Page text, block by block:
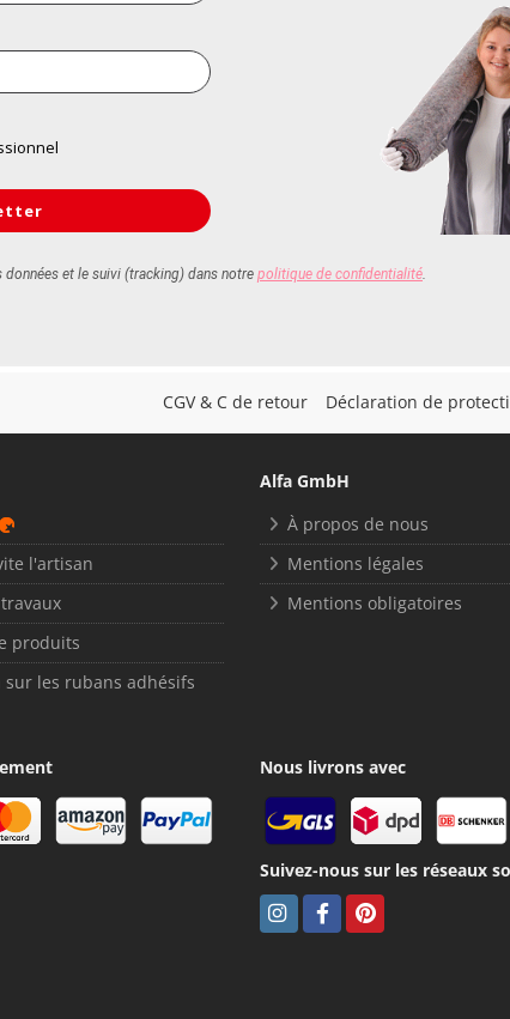
CGV & C de retour Déclaration de
l'artisan
produits
les rubans adhésifs
Alfa GmbH
À propos de nous
Mentions légales
Mentions obligatoires
Nous livrons avec
Suivez-nous sur les réseaux